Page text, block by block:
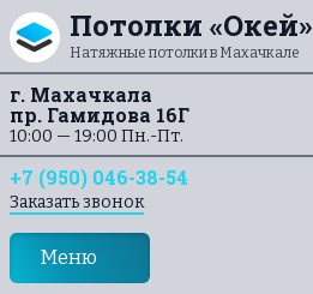
Перейти к содержанию
Потолки «Окей»
Натяжные потолки в Махачкале
г. Махачкала
пр. Гамидова 16Г
10:00 — 19:00 Пн.-Пт.
+7 (950) 046-38-54
Заказать звонок
Меню